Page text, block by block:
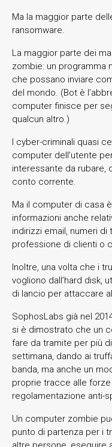
Ma la maggior parte
ransomware.
La maggior parte dei
zombie: un programma
che possano inviare
del mondo. (Bot è
computer finisce per
qualcun altro.)
I cyber-criminali quasi
computer dell’utente
interessante da rubare,
conto corrente.
Ma il computer di casa
informazioni anche
indirizzi email, numeri di
professione di clienti o
Inoltre, una volta che i
vogliono dall’hard disk,
di lancio per attaccare
SophosLabs già nel
si è dimostrato che un
fare da tramite per più
settimana, dando ai
banda, ma anche un
proprie tracce alle forze
regolamentazione anti-
Un computer zombie
punto di partenza per i